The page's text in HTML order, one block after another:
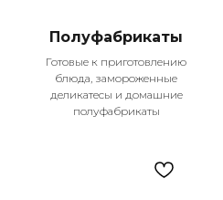
Полуфабрикаты
Готовые к приготовлению
блюда, замороженные
деликатесы и домашние
полуфабрикаты
день мы
покупки
и